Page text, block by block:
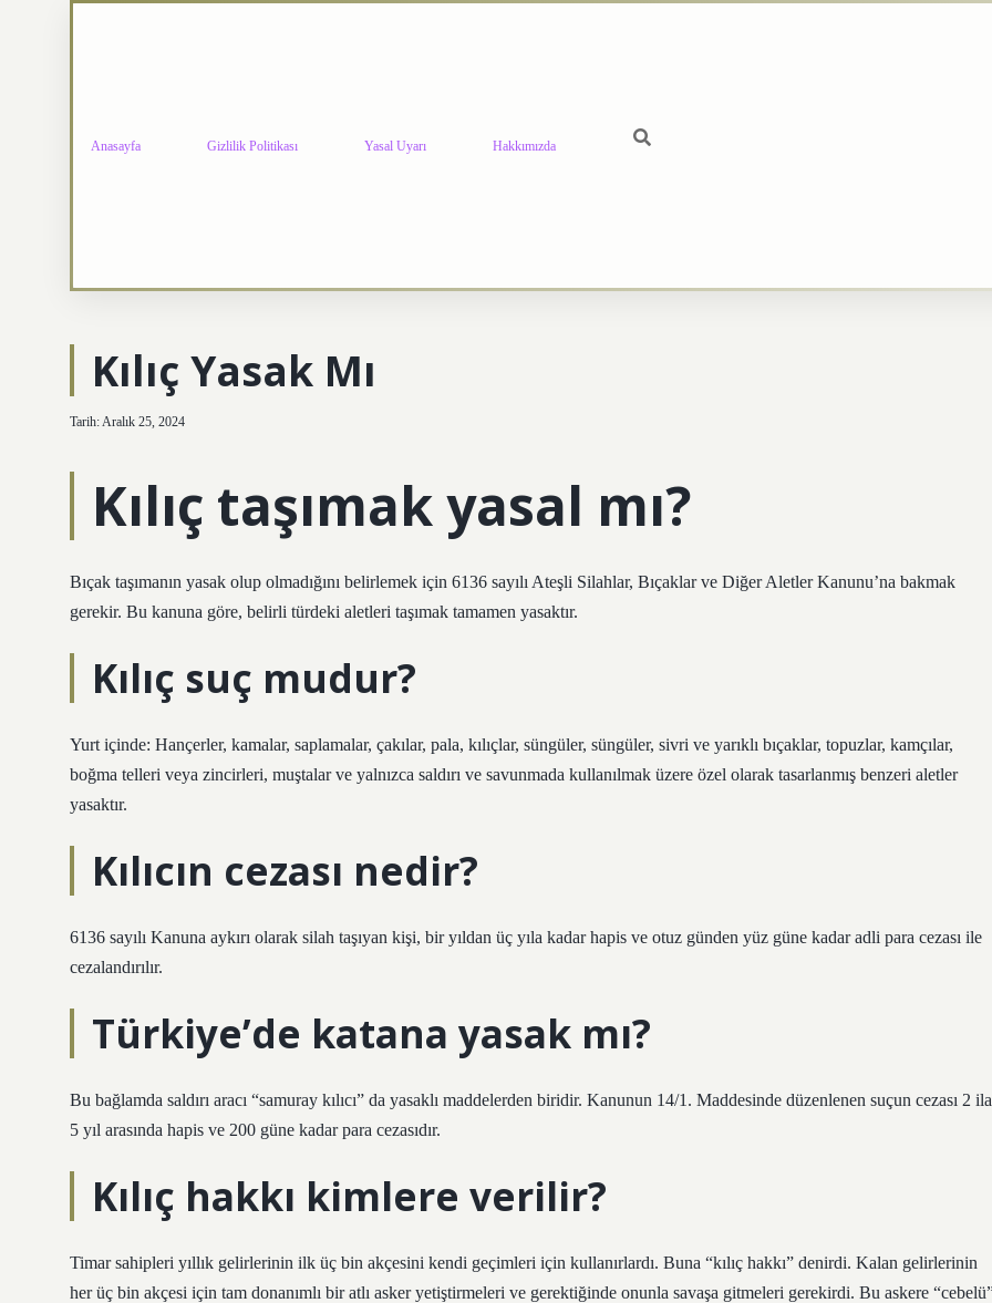
Anasayfa Gizlilik Politikası Yasal Uyarı Hakkımızda
Kılıç Yasak Mı
Tarih: Aralık 25, 2024
Kılıç taşımak yasal mı?
Bıçak taşımanın yasak olup olmadığını belirlemek için 6136 sayılı Ateşli Silahlar, Bıçaklar ve Diğer Aletler Kanunu’na bakmak
gerekir. Bu kanuna göre, belirli türdeki aletleri taşımak tamamen yasaktır.
Kılıç suç mudur?
Yurt içinde: Hançerler, kamalar, saplamalar, çakılar, pala, kılıçlar, süngüler, süngüler, sivri ve yarıklı bıçaklar, topuzlar, kamçılar,
boğma telleri veya zincirleri, muştalar ve yalnızca saldırı ve savunmada kullanılmak üzere özel olarak tasarlanmış benzeri aletler
yasaktır.
Kılıcın cezası nedir?
6136 sayılı Kanuna aykırı olarak silah taşıyan kişi, bir yıldan üç yıla kadar hapis ve otuz günden yüz güne kadar adli para cezası ile
cezalandırılır.
Türkiye’de katana yasak mı?
Bu bağlamda saldırı aracı “samuray kılıcı” da yasaklı maddelerden biridir. Kanunun 14/1. Maddesinde düzenlenen suçun cezası 2 ila
5 yıl arasında hapis ve 200 güne kadar para cezasıdır.
Kılıç hakkı kimlere verilir?
Timar sahipleri yıllık gelirlerinin ilk üç bin akçesini kendi geçimleri için kullanırlardı. Buna “kılıç hakkı” denirdi. Kalan gelirlerinin
her üç bin akçesi için tam donanımlı bir atlı asker yetiştirmeleri ve gerektiğinde onunla savaşa gitmeleri gerekirdi. Bu askere